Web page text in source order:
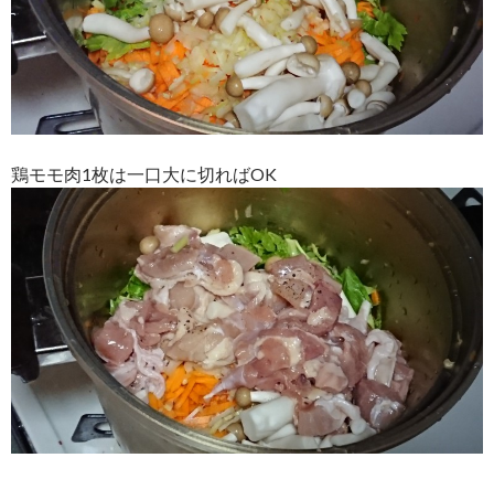
鶏モモ肉1枚は一口大に切ればOK